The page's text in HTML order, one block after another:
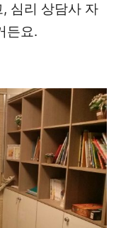
심리 상담사 자
든요.